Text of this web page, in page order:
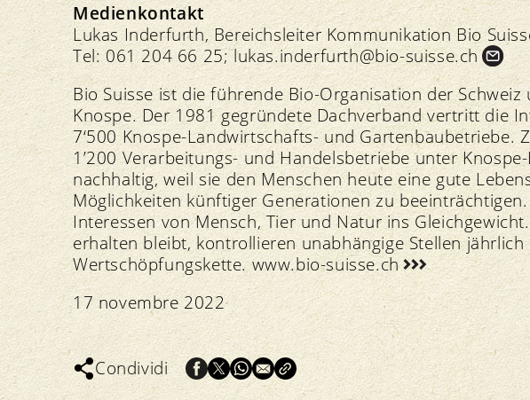
Medienkontakt
Lukas Inderfurth, Bereichsleiter Kommunikation Bio
Tel: 061 204 66 25;lukas.inderfurth@bio-suisse.ch
Bio Suisse ist die führende Bio-Organisation der
Knospe. Der 1981 gegründete Dachverband vertritt die
7‘500 Knospe-Landwirtschafts- und Gartenbaubetriebe.
1’200 Verarbeitungs- und Handelsbetriebe unter
nachhaltig, weil sie den Menschen heute eine gute
Möglichkeiten künftiger Generationen zu
Interessen von Mensch, Tier und Natur ins
erhalten bleibt, kontrollieren unabhängige Stellen jährlich
Wertschöpfungskette.www.bio-suisse.ch
17 novembre 2022
Condividi